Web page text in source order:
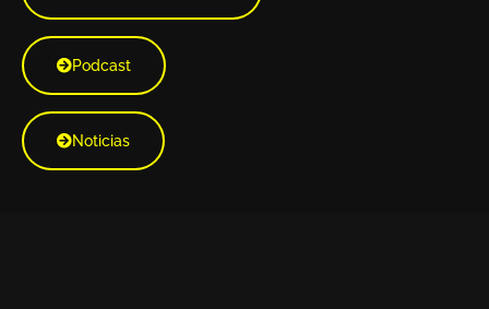
Podcast
Noticias